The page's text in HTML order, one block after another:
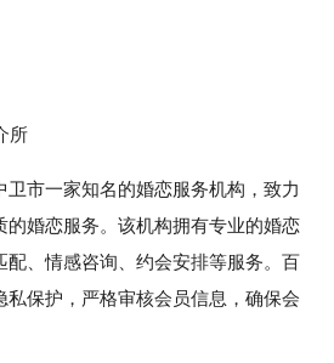
所
卫市一家知名的婚恋服务机构，致力
的婚恋服务。该机构拥有专业的婚恋
配、情感咨询、约会安排等服务。百
私保护，严格审核会员信息，确保会